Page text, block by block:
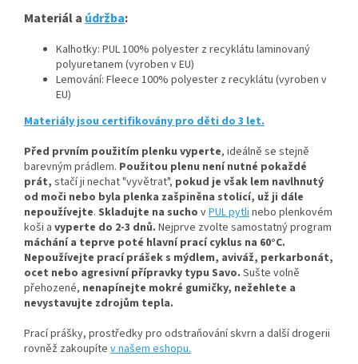
Materiál a údržba:
Kalhotky: PUL 100% polyester z recyklátu laminovaný
polyuretanem (vyroben v EU)
Lemování: Fleece 100% polyester z recyklátu (vyroben v
EU)
Materiály jsou certifikovány pro děti do 3 let.
Před prvním použitím plenku vyperte, ideálně se stejně
barevným prádlem. Použitou plenu není nutné pokaždé
prát, stačí ji nechat "vyvětrat", pokud je však lem navlhnutý
od moči nebo byla plenka zašpiněna stolicí, už ji dále
nepoužívejte. Skladujte na sucho vPUL pytlinebo plenkovém
koši a vyperte do 2-3 dnů. Nejprve zvolte samostatný program
máchání a teprve poté hlavní prací cyklus na 60°C.
Nepoužívejte prací prášek s mýdlem, aviváž, perkarbonát,
ocet nebo agresivní přípravky typu Savo. Sušte volně
přehozené, nenapínejte mokré gumičky, nežehlete a
nevystavujte zdrojům tepla.
Prací prášky, prostředky pro odstraňování skvrn a další drogerii
rovněž zakoupíte v našem eshopu.